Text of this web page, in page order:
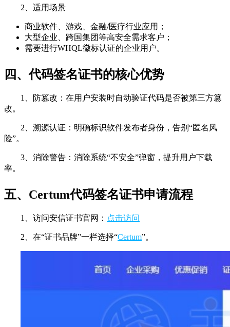
2、适用场景
商业软件、游戏、金融/医疗行业应用；
大型企业、跨国集团等高安全需求客户；
需要进行WHQL徽标认证的企业用户。
四、代码签名证书的核心优势
1、防篡改：在用户安装时自动验证代码是否被第三方篡
改。
2、溯源认证：明确标识软件发布者身份，告别“匿名风
险”。
3、消除警告：消除系统“不安全”弹窗，提升用户下载
率。
五、Certum代码签名证书申请流程
1、访问安信证书官网： 点击访问
2、在“证书品牌”一栏选择“Certum”。